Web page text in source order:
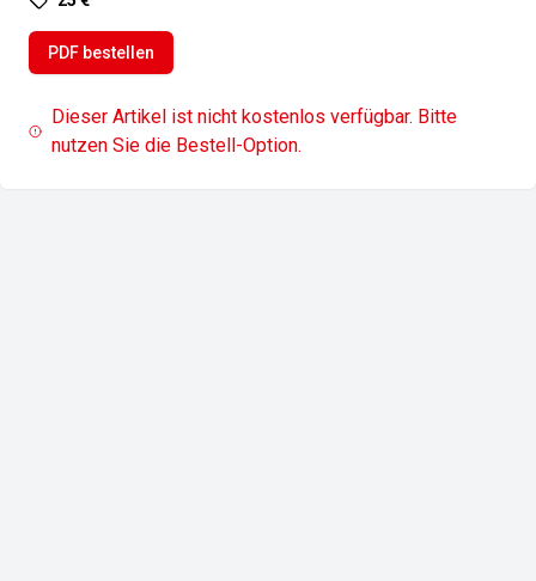
PDF bestellen
Dieser Artikel ist nicht kostenlos verfügbar. Bitte
nutzen Sie die Bestell-Option.